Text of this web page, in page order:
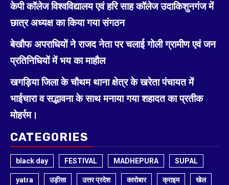
केपी कॉलेज विश्वविद्यालय एवं हरि साह कॉलेज उदाकिशुनगंज में
छात्र अध्यक्ष का किया गया संगठन
बेखौफ अपराधियों ने राजद नेता पर चलाई गोली ग्रामीण एवं जन
प्रतिनिधियों में भय का माहौल
खगड़िया जिला के चौथम थाना क्षेत्र के खरेता पंचायत में
भाईचारा व सद्भावना के साथ मनाया गया शहादत का प्रतीक
मोहर्रम।
CATEGORIES
black day FESTIVAL MADHEPURA SUPAL
yatra उड़ीसा उत्तर प्रदेश कारोबार क्राइम खेल